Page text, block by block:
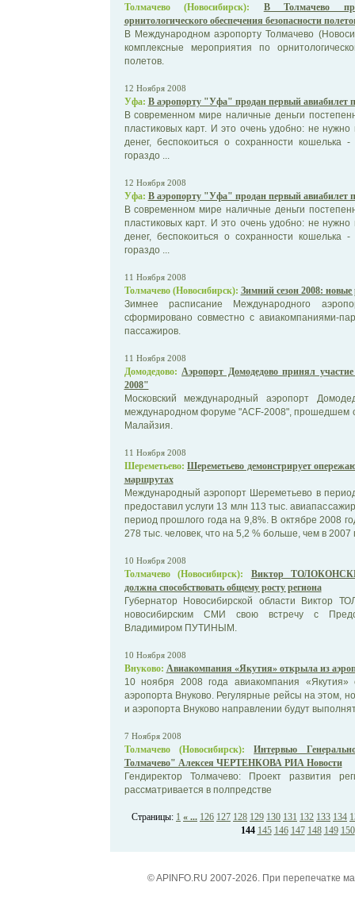
Толмачево (Новосибирск):
В Толмачево
орнитологического обеспечения безопасности
В Международном аэропорту Толмачево
комплексные мероприятия по
полетов.
12 Ноября 2008
Уфа: В аэропорту "Уфа" продан первый авиабилет
В современном мире наличные деньги
пластиковых карт. И это очень удобно: не
денег, беспокоиться о сохранности
гораздо ...
12 Ноября 2008
Уфа: В аэропорту "Уфа" продан первый авиабилет
В современном мире наличные деньги
пластиковых карт. И это очень удобно: не
денег, беспокоиться о сохранности
гораздо ...
11 Ноября 2008
Толмачево (Новосибирск): Зимний сезон 2008:
Зимнее расписание Международного
сформировано совместно с авиакомпаниями-
пассажиров.
11 Ноября 2008
Домодедово: Аэропорт Домодедово принял
2008"
Московский международный аэропорт
международном форуме "ACF-2008", прошедшем
Малайзия.
11 Ноября 2008
Шереметьево: Шереметьево демонстрирует
маршрутах
Международный аэропорт Шереметьево в
предоставил услуги 13 млн 113 тыс.
период прошлого года на 9,8%. В октябре 2008
278 тыс. человек, что на 5,2 % больше, чем в 2007
10 Ноября 2008
Толмачево (Новосибирск):
Виктор
должна способствовать общему росту региона
Губернатор Новосибирской области Виктор
новосибирским СМИ свою встречу с
Владимиром ПУТИНЫМ.
10 Ноября 2008
Внуково: Авиакомпания «Якутия» открыла из
10 ноября 2008 года авиакомпания
аэропорта Внуково. Регулярные рейсы на этом,
и аэропорта Внуково направлении будут
7 Ноября 2008
Толмачево (Новосибирск):
Интервью
Толмачево" Алексея ЧЕРТЕНКОВА РИА Новости
Гендиректор Толмачево: Проект развития
рассматривается в полпредстве
Страницы: 1 « ... 126 127 128 129 130 131 132 133 134
144 145 146 147 148 149 150
© APINFO.RU 2007-2026. При перепечатке